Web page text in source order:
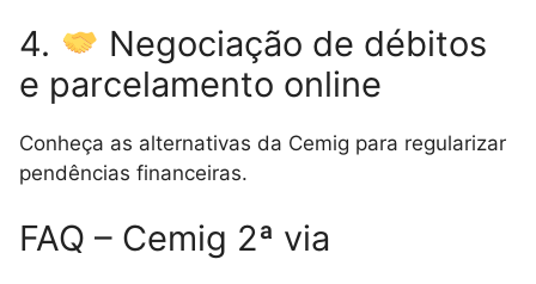
4.
Negociação de débitos
e parcelamento online
Conheça as alternativas da Cemig para regularizar
pendências financeiras.
FAQ – Cemig 2ª via